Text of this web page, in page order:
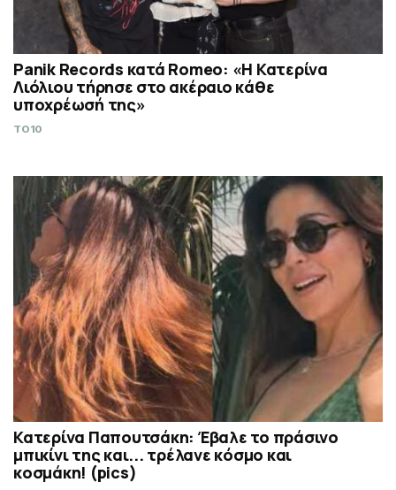
Panik Records κατά Romeo: «Η Κατερίνα
Λιόλιου τήρησε στο ακέραιο κάθε
υποχρέωσή της»
TO10
Κατερίνα Παπουτσάκη: Έβαλε το πράσινο
μπικίνι της και... τρέλανε κόσμο και
κοσμάκη! (pics)